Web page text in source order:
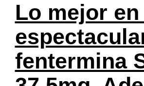
Lo mejor
fentermina